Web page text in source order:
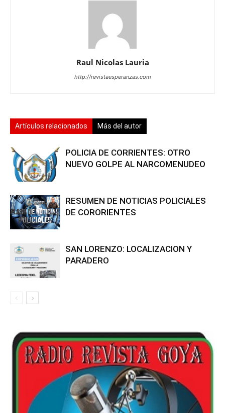
Raul Nicolas Lauria
http://revistaesperanzas.com
Artículos relacionados Más del autor
POLICIA DE CORRIENTES: OTRO
NUEVO GOLPE AL NARCOMENUDEO
RESUMEN DE NOTICIAS POLICIALES
DE CORORIENTES
SAN LORENZO: LOCALIZACION Y
PARADERO